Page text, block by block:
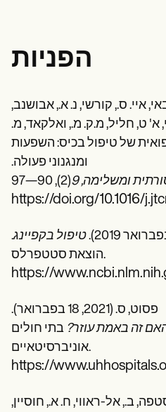
הפניות
איי. ס., קורשי, נ. א., אבושנב,
א' ט, חליל, מ.ק. מ., ואלקאד, מ.
הרפואית של טיפול בכיס: השפעות
ומנגנוני פעולה.
ומשלימה, 9
https://doi.org/10.1016/
טיפול בקפיינג.
הוצאת סטטפרלס.
https://
פסוט, ס. (2021, 18 בפברואר).
זה באמת עוזר? בתי חולים
אוניברסיטאיים.
https://
ב., אל-ראווי, ח. א., חוסיין,